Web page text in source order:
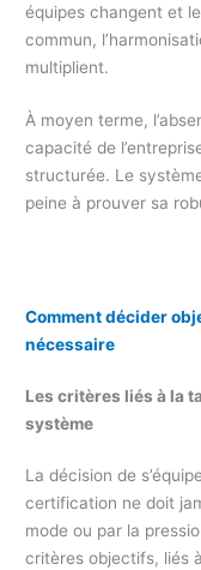
équipes changent et
commun,
multiplient.
À moyen terme,
capacité de
structurée. Le
peine à prouver sa
Comment décider
nécessaire
Les critères liés à la
système
La décision de
certification ne doit
mode ou par la
critères objectifs, liés